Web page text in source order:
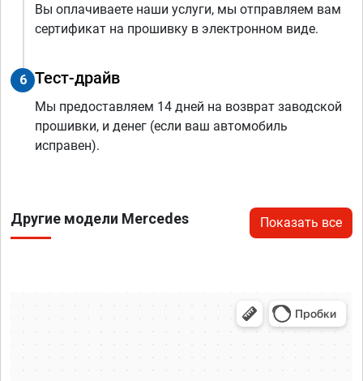
Вы оплачиваете наши услуги, мы отправляем вам
сертификат на прошивку в электронном виде.
6 Тест-драйв
Мы предоставляем 14 дней на возврат заводской
прошивки, и денег (если ваш автомобиль
исправен).
Другие модели Mercedes Показать все